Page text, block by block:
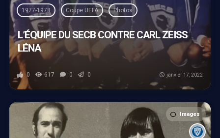
1977-1978 Coupe UEFA Photos
L’ÉQUIPE DU SECB CONTRE CARL ZEISS
LÉNA
0 617 0 0 janvier 17, 2022
Images